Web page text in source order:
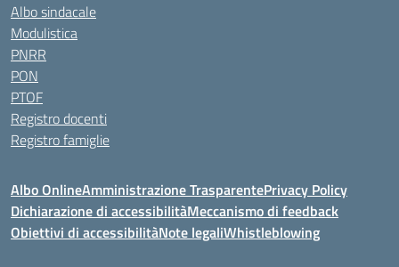
Albo sindacale
Modulistica
PNRR
PON
PTOF
Registro docenti
Registro famiglie
Albo OnlineAmministrazione TrasparentePrivacy Policy
Dichiarazione di accessibilitàMeccanismo di feedback
Obiettivi di accessibilitàNote legaliWhistleblowing